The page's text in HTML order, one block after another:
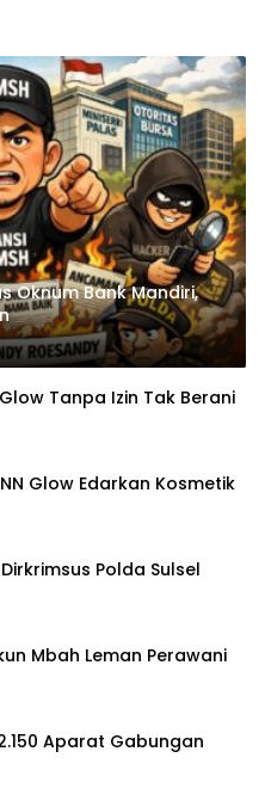
Oknum Bank Mandiri,
Tanpa Izin Tak Berani
Glow Edarkan Kosmetik
Polda Sulsel
Mbah Leman Perawani
Aparat Gabungan